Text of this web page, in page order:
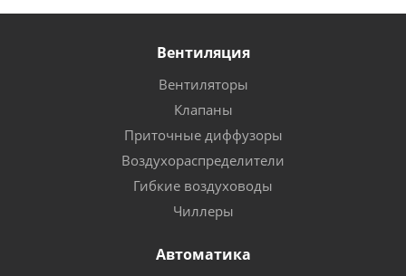
Вентиляция
Вентиляторы
Клапаны
Приточные диффузоры
Воздухораспределители
Гибкие воздуховоды
Чиллеры
Автоматика